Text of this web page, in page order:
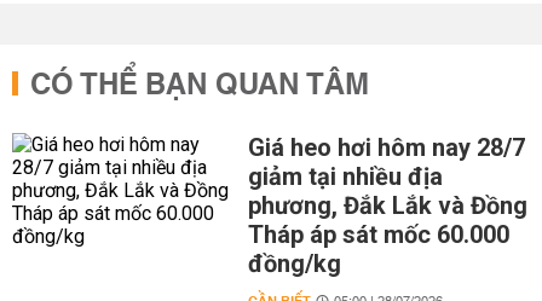
CÓ THỂ BẠN QUAN TÂM
Giá heo hơi hôm nay 28/7
giảm tại nhiều địa
phương, Đắk Lắk và Đồng
Tháp áp sát mốc 60.000
đồng/kg